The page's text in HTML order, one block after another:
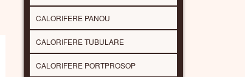
CALORIFERE PANOU
CALORIFERE TUBULARE
CALORIFERE PORTPROSOP